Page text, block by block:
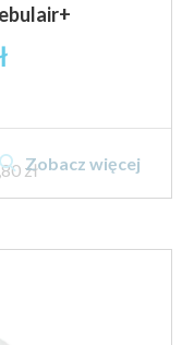
zł
Zobacz więcej